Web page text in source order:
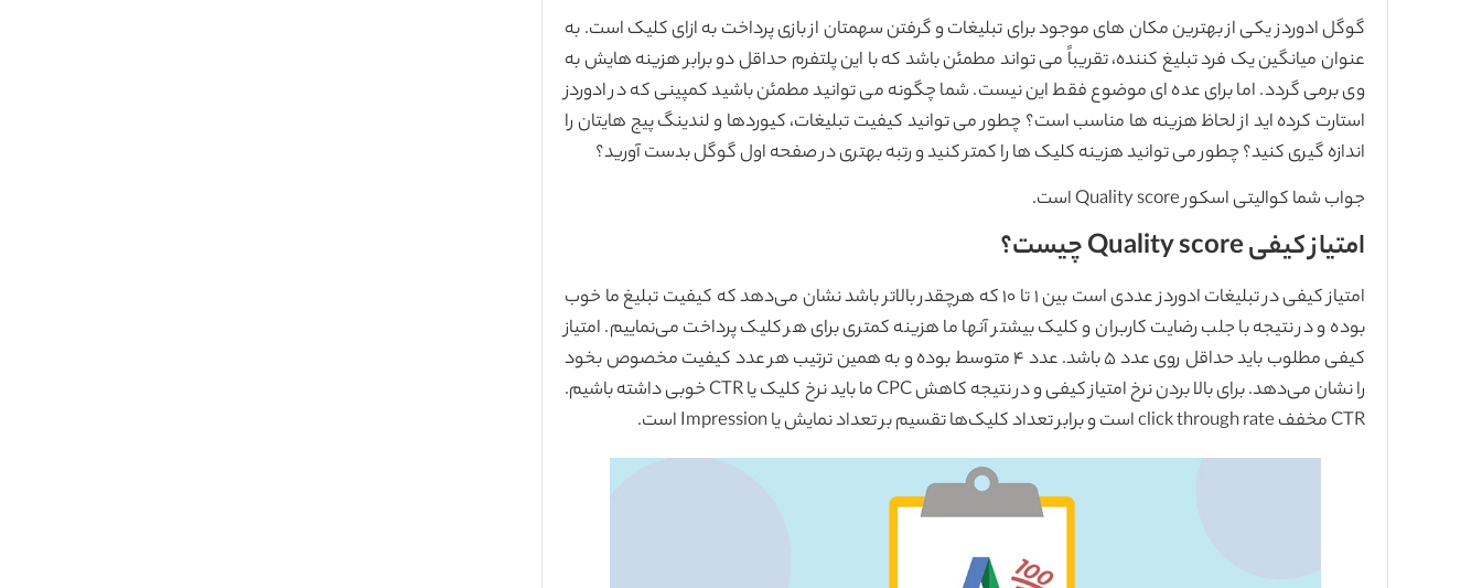
گوگل ادوردز یکی از بهترین مکان های موجود برای تبلیغات و گرفتن سهمتان از بازی پرداخت به ازای کلیک است. به
عنوان میانگین یک فرد تبلیغ کننده،‌ تقریباً می تواند مطمئن باشد که با این پلتفرم حداقل دو برابر هزینه هایش به
وی برمی گردد. اما برای عده ای موضوع فقط این نیست. شما چگونه می توانید مطمئن باشید کمپینی که در ادوردز
استارت کرده اید از لحاظ هزینه ها مناسب است؟‌ چطور می توانید کیفیت تبلیغات، کیوردها و لندینگ پیج هایتان را
اندازه گیری کنید؟ چطور می توانید هزینه کلیک ها را کمتر کنید و رتبه بهتری در صفحه اول گوگل بدست آورید؟
جواب شما کوالیتی اسکور Quality score است.
امتیاز کیفی Quality score چیست؟
امتیاز کیفی در تبلیغات ادوردز عددی است بین ۱ تا ۱۰ که هرچقدر بالاتر باشد نشان می‌دهد که کیفیت تبلیغ ما خوب
بوده و در نتیجه با جلب رضایت کاربران و کلیک بیشتر آنها ما هزینه کمتری برای هر کلیک پرداخت می‌نماییم. امتیاز
کیفی مطلوب باید حداقل روی عدد ۵ باشد. عدد ۴ متوسط بوده و به همین ترتیب هر عدد کیفیت مخصوص بخود
را نشان می‌دهد. برای بالا بردن نرخ امتیاز کیفی و در نتیجه کاهش CPC ما باید نرخ کلیک یا CTR خوبی داشته باشیم.
CTR مخفف click through rate است و برابر تعداد کلیک‌ها تقسیم بر تعداد نمایش یا Impression است.